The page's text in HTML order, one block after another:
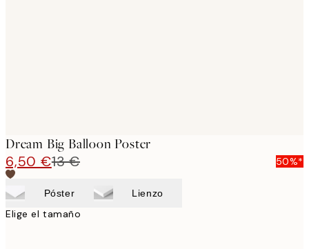
Dream Big Balloon Poster
6,50 €13 € 50%*
Póster Lienzo
Elige el tamaño